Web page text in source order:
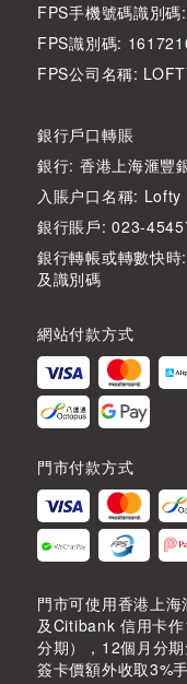
FPS手機號碼識別
FPS識別碼:
FPS公司名稱:
銀行戶口轉賬
銀行: 香港上海滙豐
入賬户口名稱:
銀行賬戶: 023-
銀行轉帳或轉數快
及識別碼
網站付款方式
門市付款方式
門市可使用香港上
及Citibank 信用卡
分期），12個月分
簽卡價額外收取3%